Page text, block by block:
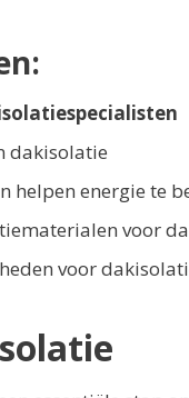
dakisolatie
helpen energie te
voor
voor